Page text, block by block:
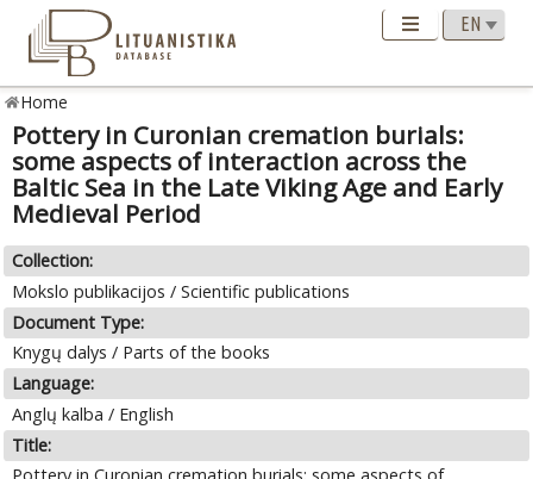
Home
Pottery in Curonian cremation burials:
some aspects of interaction across the
Baltic Sea in the Late Viking Age and Early
Medieval Period
Collection:
Mokslo publikacijos / Scientific publications
Document Type:
Knygų dalys / Parts of the books
Language:
Anglų kalba / English
Title: